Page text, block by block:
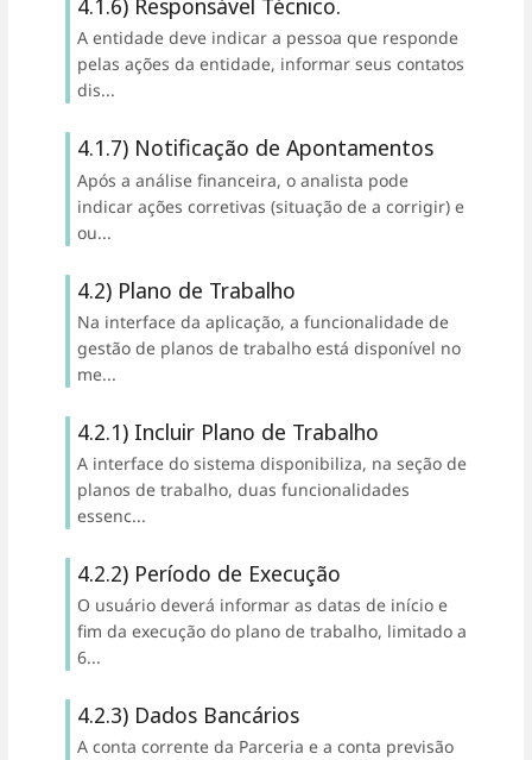
A entidade deve indicar a pessoa que responde
pelas ações da entidade, informar seus contatos
dis...
4.1.7) Notificação de Apontamentos
Após a análise financeira, o analista pode
indicar ações corretivas (situação de a corrigir) e
ou...
4.2) Plano de Trabalho
Na interface da aplicação, a funcionalidade de
gestão de planos de trabalho está disponível no
me...
4.2.1) Incluir Plano de Trabalho
A interface do sistema disponibiliza, na seção de
planos de trabalho, duas funcionalidades
essenc...
4.2.2) Período de Execução
O usuário deverá informar as datas de início e
fim da execução do plano de trabalho, limitado a
6...
4.2.3) Dados Bancários
A conta corrente da Parceria e a conta previsão